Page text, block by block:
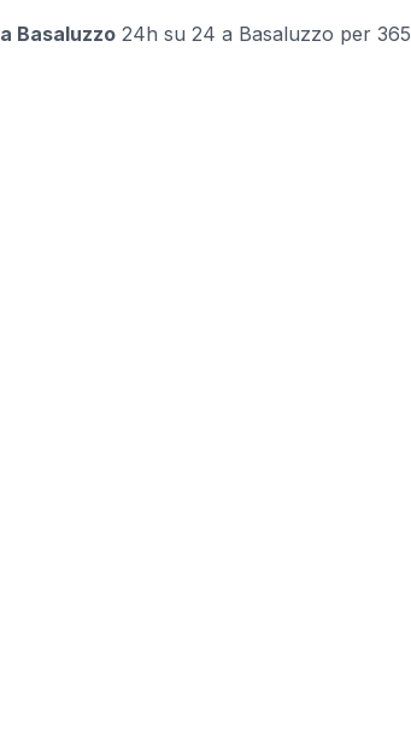
Basaluzzo 24h su 24 a Basaluzzo per 365